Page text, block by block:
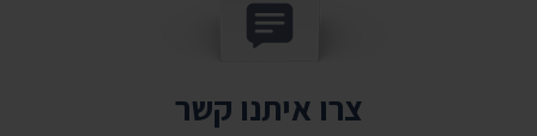
צרו איתנו קשר